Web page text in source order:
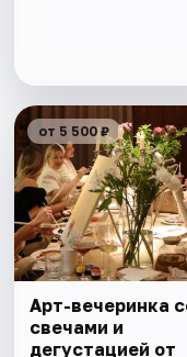
от 5 500 ₽
Арт-вечеринка
свечами и
дегустацией от